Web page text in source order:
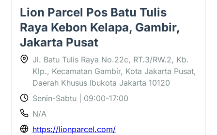
Lion Parcel Pos Batu Tulis
Raya Kebon Kelapa, Gambir,
Jakarta Pusat
Jl. Batu Tulis Raya No.22c, RT.3/RW.2, Kb.
Klp., Kecamatan Gambir, Kota Jakarta Pusat,
Daerah Khusus Ibukota Jakarta 10120
Senin-Sabtu | 09:00-17:00
N/A
https://lionparcel.com/